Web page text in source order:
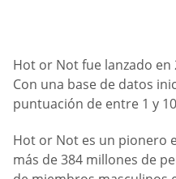
Hot or Not fue lanzado en
Con una base de datos
puntuación de entre 1 y
Hot or Not es un pionero
más de 384 millones de